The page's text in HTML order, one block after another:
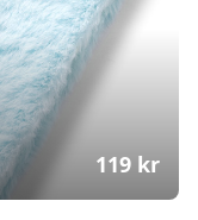
119 kr